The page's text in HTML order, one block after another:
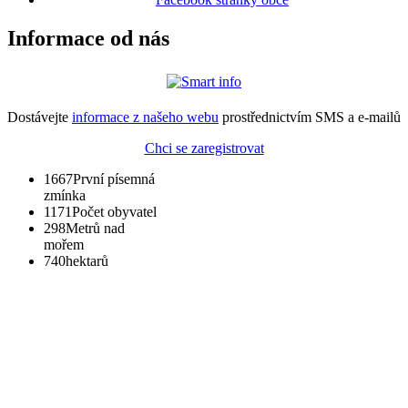
Informace od nás
Dostávejte informace z našeho webu prostřednictvím SMS a e-mailů
Chci se zaregistrovat
1667První písemná
zmínka
1171Počet obyvatel
298Metrů nad
mořem
740hektarů